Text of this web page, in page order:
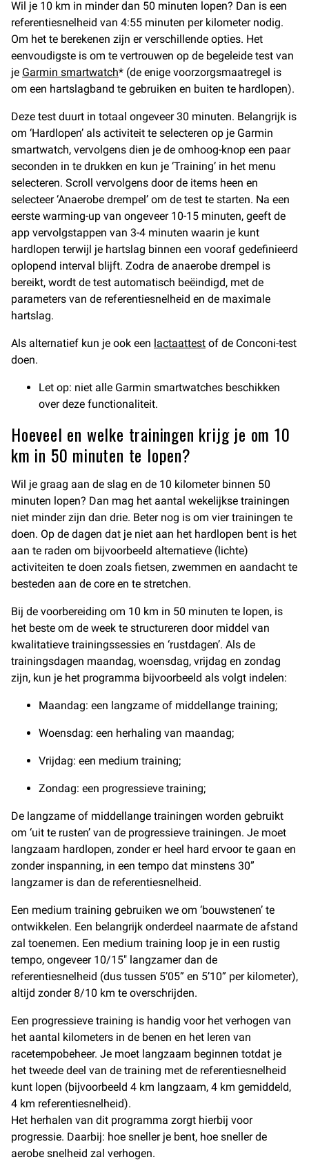
Wil je 10 km in minder dan 50 minuten lopen? Dan is een
referentiesnelheid van 4:55 minuten per kilometer nodig.
Om het te berekenen zijn er verschillende opties. Het
eenvoudigste is om te vertrouwen op de begeleide test van
je Garmin smartwatch* (de enige voorzorgsmaatregel is
om een hartslagband te gebruiken en buiten te hardlopen).
Deze test duurt in totaal ongeveer 30 minuten. Belangrijk is
om ‘Hardlopen’ als activiteit te selecteren op je Garmin
smartwatch, vervolgens dien je de omhoog-knop een paar
seconden in te drukken en kun je ‘Training’ in het menu
selecteren. Scroll vervolgens door de items heen en
selecteer ‘Anaerobe drempel’ om de test te starten. Na een
eerste warming-up van ongeveer 10-15 minuten, geeft de
app vervolgstappen van 3-4 minuten waarin je kunt
hardlopen terwijl je hartslag binnen een vooraf gedefinieerd
oplopend interval blijft. Zodra de anaerobe drempel is
bereikt, wordt de test automatisch beëindigd, met de
parameters van de referentiesnelheid en de maximale
hartslag.
Als alternatief kun je ook een lactaattest of de Conconi-test
doen.
Let op: niet alle Garmin smartwatches beschikken
over deze functionaliteit.
Hoeveel en welke trainingen krijg je om 10
km in 50 minuten te lopen?
Wil je graag aan de slag en de 10 kilometer binnen 50
minuten lopen? Dan mag het aantal wekelijkse trainingen
niet minder zijn dan drie. Beter nog is om vier trainingen te
doen. Op de dagen dat je niet aan het hardlopen bent is het
aan te raden om bijvoorbeeld alternatieve (lichte)
activiteiten te doen zoals fietsen, zwemmen en aandacht te
besteden aan de core en te stretchen.
Bij de voorbereiding om 10 km in 50 minuten te lopen, is
het beste om de week te structureren door middel van
kwalitatieve trainingssessies en ‘rustdagen’. Als de
trainingsdagen maandag, woensdag, vrijdag en zondag
zijn, kun je het programma bijvoorbeeld als volgt indelen:
Maandag: een langzame of middellange training;
Woensdag: een herhaling van maandag;
Vrijdag: een medium training;
Zondag: een progressieve training;
De langzame of middellange trainingen worden gebruikt
om ‘uit te rusten’ van de progressieve trainingen. Je moet
langzaam hardlopen, zonder er heel hard ervoor te gaan en
zonder inspanning, in een tempo dat minstens 30”
langzamer is dan de referentiesnelheid.
Een medium training gebruiken we om ‘bouwstenen’ te
ontwikkelen. Een belangrijk onderdeel naarmate de afstand
zal toenemen. Een medium training loop je in een rustig
tempo, ongeveer 10/15″ langzamer dan de
referentiesnelheid (dus tussen 5’05” en 5’10” per kilometer),
altijd zonder 8/10 km te overschrijden.
Een progressieve training is handig voor het verhogen van
het aantal kilometers in de benen en het leren van
racetempobeheer. Je moet langzaam beginnen totdat je
het tweede deel van de training met de referentiesnelheid
kunt lopen (bijvoorbeeld 4 km langzaam, 4 km gemiddeld,
4 km referentiesnelheid).
Het herhalen van dit programma zorgt hierbij voor
progressie. Daarbij: hoe sneller je bent, hoe sneller de
aerobe snelheid zal verhogen.